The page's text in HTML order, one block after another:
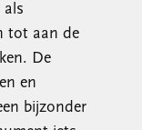
tot aan de
De
en
bijzonder